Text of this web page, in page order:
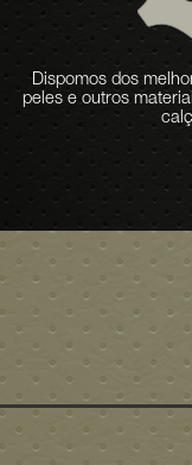
Dispomos dos
peles e outros